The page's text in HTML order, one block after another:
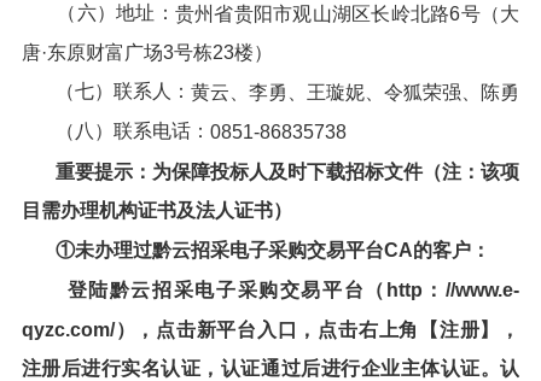
（六）地址： 贵州省贵阳市观山湖区长岭北路6号（大
唐·东原财富广场3号栋23楼）
（七）联系人： 黄云、李勇、王璇妮、令狐荣强、陈勇
（八）联系电话： 0851-86835738
重要提示：为保障投标人及时下载招标文件（注：该项
目需办理机构证书及法人证书）
①未办理过黔云招采电子采购交易平台CA的客户：
登陆黔云招采电子采购交易平台
（http：//www.e-
qyzc.com/），点击新平台入口，点击右上角【注册】，
注册后进行实名认证，认证通过后进行企业主体认证。认